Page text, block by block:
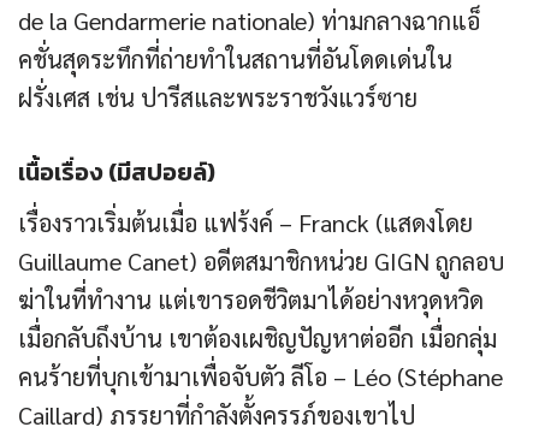
de la Gendarmerie nationale) ท่ามกลางฉากแอ็
คชั่นสุดระทึกที่ถ่ายทำในสถานที่อันโดดเด่นใน
ฝรั่งเศส เช่น ปารีสและพระราชวังแวร์ซาย
เนื้อเรื่อง (มีสปอยล์)
เรื่องราวเริ่มต้นเมื่อ แฟร้งค์ – Franck (แสดงโดย
Guillaume Canet) อดีตสมาชิกหน่วย GIGN ถูกลอบ
ฆ่าในที่ทำงาน แต่เขารอดชีวิตมาได้อย่างหวุดหวิด
เมื่อกลับถึงบ้าน เขาต้องเผชิญปัญหาต่ออีก เมื่อกลุ่ม
คนร้ายที่บุกเข้ามาเพื่อจับตัว ลีโอ – Léo (Stéphane
Caillard) ภรรยาที่กำลังตั้งครรภ์ของเขาไป